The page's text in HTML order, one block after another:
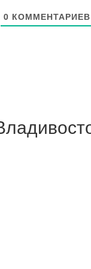
0 КОММЕНТАРИЕВ